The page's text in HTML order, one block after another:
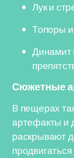
Лук и
Топоры и
Динамит
Сюжетные
В пещерах
артефакты и
раскрывают